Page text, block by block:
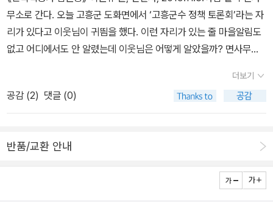
말》, 《읽는 우리말 사전 1·2·3》 들을 썼습니다. blog.naver.com/hb
고 편안하게죽어가고 있는 사람들이 바깥을 볼 수 있는 가는 빛과 숨
을 쉴 수 있는 공기를 넣어준다면, 그것은 오리혀 편히 죽어가는 사람
들에게 고통만을 주는 일이 아닐까? 정신과 감각이 마비되어 죽는
줄도 모르고 죽어가는 사람들이긴 하지만, 그래도 그렇게 해서생각하
고 볼 수 있는 빛과 공기를 줄 수 있다면, 몇 사람이라도 죽음의 상태
에서 깨어나게 하여함께 힘을 합쳐 무쇠방을 부수고 모두를 살려낼
같이 대접하다보니접종 주사는 기본이지만 저 어릴 적에는 광견병 주
빨간 소독약 바르는 것으로 끝이었으니까요.그런데 미친 개가 물었다
무소로 간다. 오늘 고흥군 도화면에서 ‘고흥군수 정책 토론회’라는 자
리가 있다고 이웃님이 귀띔을 했다. 이런 자리가 있는 줄 마을알림도
없고 어디에서도 안 알렸는데 이웃님은 어떻게 알았을까? 면사무소
장·개발위원·부녀회장’만 몰래 부른 자리였다. 그런데 ‘정책 토론회’란
이름이라고? 공영민 고흥군수는 “10년 후 고흥인구 10만의 기반구
축을 위한, 2023 도화면민과의 지역발전 전략 토론회”라고 내걸되,
고 자랑한다. 고흥군에 나라돈 몇 조를 끌어들였으니 손뼉 좀 치라고
외친다. 시골을 살리는 길이 아닌 ‘눈먼 돈잔치’만 끌어들이는 짓을 하
더보기
공감 (2) 댓글 (0)
반품/교환 안내